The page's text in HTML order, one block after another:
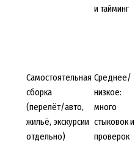
и тайминг
Самостоятельная
сборка
(перелёт/авто,
жильё, экскурсии
отдельно)
Среднее/
низкое:
много
стыковок и
проверок